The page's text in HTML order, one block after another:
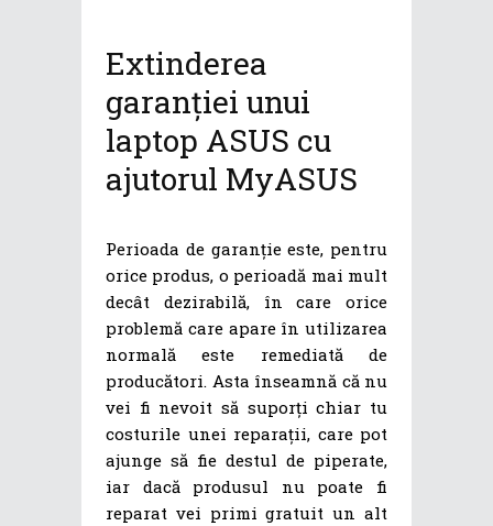
Extinderea
garanției unui
laptop ASUS cu
ajutorul MyASUS
Perioada de garanție este, pentru
orice produs, o perioadă mai mult
decât dezirabilă, în care orice
problemă care apare în utilizarea
normală este remediată de
producători. Asta înseamnă că nu
vei fi nevoit să suporți chiar tu
costurile unei reparații, care pot
ajunge să fie destul de piperate,
iar dacă produsul nu poate fi
reparat vei primi gratuit un alt